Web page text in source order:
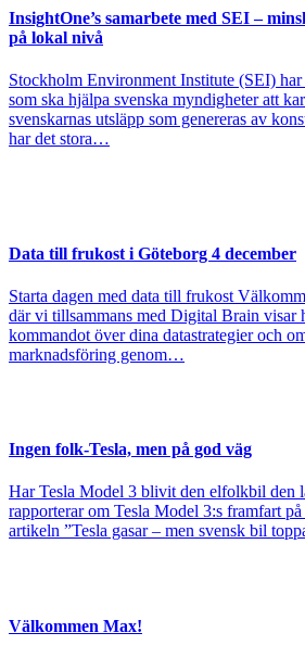
InsightOne’s samarbete med SEI –
på lokal nivå
Stockholm Environment Institute (SEI)
som ska hjälpa svenska myndigheter att
svenskarnas utsläpp som genereras av
har det stora…
Data till frukost i Göteborg 4 december
Starta dagen med data till frukost
där vi tillsammans med Digital Brain visar
kommandot över dina datastrategier och
marknadsföring genom…
Ingen folk-Tesla, men på god väg
Har Tesla Model 3 blivit den elfolkbil den
rapporterar om Tesla Model 3:s framfart
artikeln ”Tesla gasar – men svensk bil
Välkommen Max!